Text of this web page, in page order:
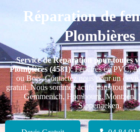
Réparation de
Plombières
Service de Réparation pour toutes
Plombières (4581): Fenêtres en PVC,
ou Bois. Contactez nous pour un
gratuit. Nous sommes actifs dans toute la
Gemmenich, Hombourg, Montzen,
Sippenaeken.